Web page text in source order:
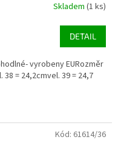
Skladem (1 ks)
DETAIL
vyrobeny EURozměr
= 24,2cmvel. 39 = 24,7
Kód: 61614/36